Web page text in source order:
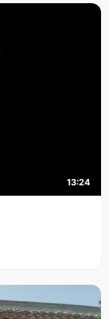
13:24